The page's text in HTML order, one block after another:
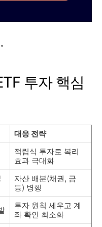
투자 핵심
대응 전략
적립식 투자로 복리
효과 극대화
자산 배분(채권, 금
등) 병행
투자 원칙 세우고 계
좌 확인 최소화